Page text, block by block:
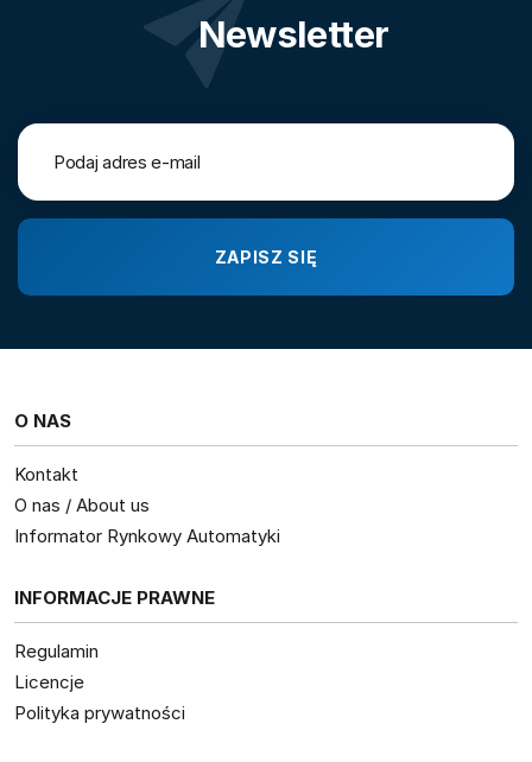
Newsletter
O NAS
Kontakt
O nas / About us
Informator Rynkowy Automatyki
INFORMACJE PRAWNE
Regulamin
Licencje
Polityka prywatności